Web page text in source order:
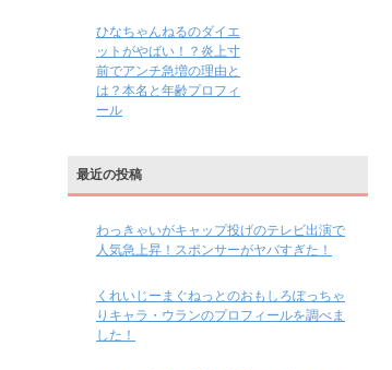
ひなちゃんねるのダイエ
ットがやばい！？炎上寸
前でアンチ急増の理由と
は？本名と年齢プロフィ
ール
最近の投稿
わっきゃいがキャップ投げのテレビ出演で
人気急上昇！スポンサーがヤバすぎた！
くれいじーまぐねっとのおもしろぽっちゃ
りキャラ・ウランのプロフィールを調べま
した！